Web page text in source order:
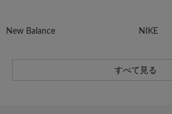
New Balance NIKE
すべて見る